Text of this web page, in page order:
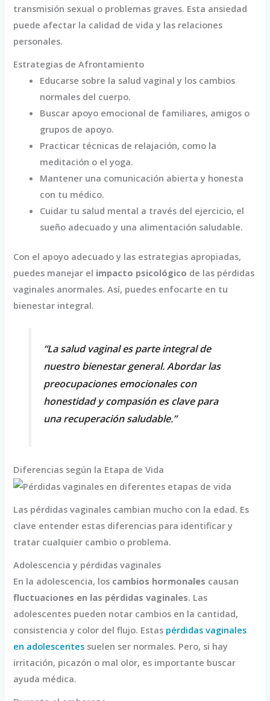
transmisión sexual o problemas graves. Esta ansiedad
puede afectar la calidad de vida y las relaciones
personales.
Estrategias de Afrontamiento
Educarse sobre la salud vaginal y los cambios
normales del cuerpo.
Buscar apoyo emocional de familiares, amigos o
grupos de apoyo.
Practicar técnicas de relajación, como la
meditación o el yoga.
Mantener una comunicación abierta y honesta
con tu médico.
Cuidar tu salud mental a través del ejercicio, el
sueño adecuado y una alimentación saludable.
Con el apoyo adecuado y las estrategias apropiadas,
puedes manejar el impacto psicológico de las pérdidas
vaginales anormales. Así, puedes enfocarte en tu
bienestar integral.
“La salud vaginal es parte integral de
nuestro bienestar general. Abordar las
preocupaciones emocionales con
honestidad y compasión es clave para
una recuperación saludable.”
Diferencias según la Etapa de Vida
Las pérdidas vaginales cambian mucho con la edad. Es
clave entender estas diferencias para identificar y
tratar cualquier cambio o problema.
Adolescencia y pérdidas vaginales
En la adolescencia, los cambios hormonales causan
fluctuaciones en las pérdidas vaginales. Las
adolescentes pueden notar cambios en la cantidad,
consistencia y color del flujo. Estas pérdidas vaginales
en adolescentes suelen ser normales. Pero, si hay
irritación, picazón o mal olor, es importante buscar
ayuda médica.